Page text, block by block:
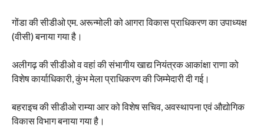
गोंडा की सीडीओ एम. अरून्मोली को आगरा विकास प्राधिकरण का उपाध्यक्ष
(वीसी) बनाया गया है।
अलीगढ़ की सीडीओ व वहां की संभागीय खाद्य नियंत्रक आकांक्षा राणा को
विशेष कार्याधिकारी, कुंभ मेला प्राधिकरण की जिम्मेदारी दी गई।
बहराइच की सीडीओ राम्या आर को विशेष सचिव, अवस्थापना एवं औद्योगिक
विकास विभाग बनाया गया है।